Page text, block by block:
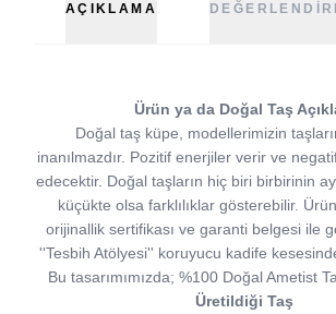
AÇIKLAMA
Ürün ya da Doğal Taş
Doğal taş küpe, modellerimizin
inanılmazdır. Pozitif enerjiler verir ve
edecektir. Doğal taşların hiç biri birbirinin
küçükte olsa farklılıklar gösterebilir.
orijinallik sertifikası ve garanti belgesi ile
''Tesbih Atölyesi'' koruyucu kadife
Bu tasarımımızda; %100 Doğal Ametist
Üretildiği Taş